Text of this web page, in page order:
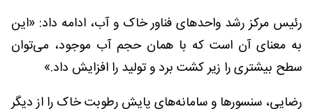
رئیس مرکز رشد واحد‌های فناور خاک و آب، ادامه داد: «این
به معنای آن است که با همان حجم آب موجود، می‌توان
سطح بیشتری را زیر کشت برد و تولید را افزایش داد.»
رضایی، سنسورها و سامانه‌های پایش رطوبت خاک را از دیگر